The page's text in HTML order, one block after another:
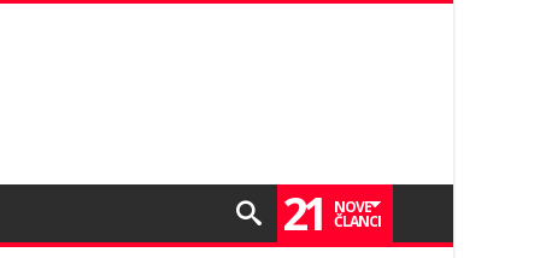
21 NOVE
ČLANCI